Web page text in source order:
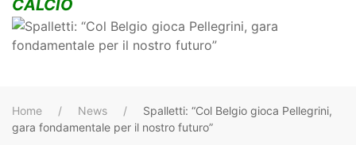
CALCIO
Home News
Spalletti: “Col Belgio gioca Pellegrini,
gara fondamentale per il nostro futuro”